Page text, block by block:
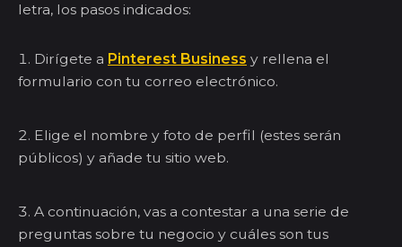
letra, los pasos indicados:
Dirígete a Pinterest Business y rellena el
formulario con tu correo electrónico.
Elige el nombre y foto de perfil (estes serán
públicos) y añade tu sitio web.
A continuación, vas a contestar a una serie de
preguntas sobre tu negocio y cuáles son tus